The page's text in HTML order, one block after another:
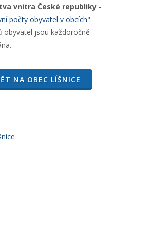
vnitra České republiky -
počty obyvatel v obcích".
obyvatel jsou každoročně
NA OBEC LÍŠNICE